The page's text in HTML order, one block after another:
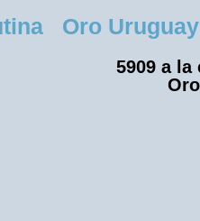
Oro Uruguay
5909 a la